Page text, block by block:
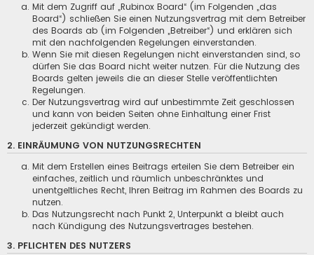
Mit dem Zugriff auf „Rubinox Board“ (im Folgenden „das
Board“) schließen Sie einen Nutzungsvertrag mit dem Betreiber
des Boards ab (im Folgenden „Betreiber“) und erklären sich
mit den nachfolgenden Regelungen einverstanden.
Wenn Sie mit diesen Regelungen nicht einverstanden sind, so
dürfen Sie das Board nicht weiter nutzen. Für die Nutzung des
Boards gelten jeweils die an dieser Stelle veröffentlichten
Regelungen.
Der Nutzungsvertrag wird auf unbestimmte Zeit geschlossen
und kann von beiden Seiten ohne Einhaltung einer Frist
jederzeit gekündigt werden.
2. EINRÄUMUNG VON NUTZUNGSRECHTEN
Mit dem Erstellen eines Beitrags erteilen Sie dem Betreiber ein
einfaches, zeitlich und räumlich unbeschränktes und
unentgeltliches Recht, Ihren Beitrag im Rahmen des Boards zu
nutzen.
Das Nutzungsrecht nach Punkt 2, Unterpunkt a bleibt auch
nach Kündigung des Nutzungsvertrages bestehen.
3. PFLICHTEN DES NUTZERS